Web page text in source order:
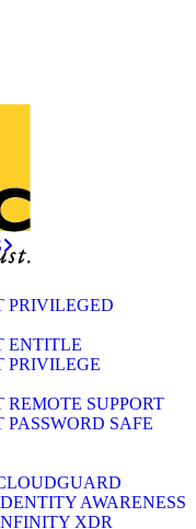
PRIVILEGED
ENTITLE
PRIVILEGE
SUPPORT
SAFE
AWARENESS
XDR